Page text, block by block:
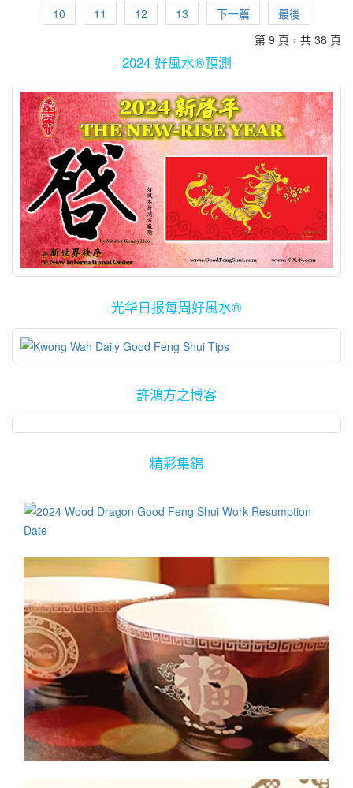
殖民方式。 尤其是在智能化、大数据、5G以及即将到来的6G新科
技时代，大马的前路，无论喜与否、能与中国的进步频率共振就是
正道，也自然容易达到三赢的局面！ 今年的二黑病符凶星落在西南
方，主破财，疾病，情绪变化，甚至是血光之灾，如果是家中或公
司的大门落在西南方位，则必须在今年里多留意健康，尤其是在阳
历6与12月里。2022年里的西南方地区与国家可能有比较多的传染
病率，因此打算到有关地区旅游或出差的人可能必须有预防病症与
天灾人祸的措施。尤其是生肖属蛇、鸡与牛的人，在阳历2022年6、
7、12月，以及2023年1月份里须多加留意健康，特别是在肠胃或 呼
吸系统方面比较弱的人，在这期间里更要多加留意。建议他们在2月
初与8月初找牙医洗牙或做健康检查、验血、捐血，可以减低健康方
面的风险。 由于2022年的八字五行组合容易引起许多人容易情绪
化，尤其是生肖属龙、马、猴与狗的人，可能容易与他人起争执甚
至做出错误的决定而导致官非或破财。投资股市的人将经历有如过
山车般之动荡，尤其是在阳历2、5、6、8、10与12月间，必须步步
祝贺股民们在此年里旗开得胜！在7、11月间，尤其是是生肖属猪、
羊、兔者报捷连连，眉开眼笑！…
此家中镜子的形状最好采用这类形状。避免使用带菱角、尖锐如星
形的镜子。 商场里有售卖一些由许多小片的镜子，合并成一片装饰
用的大镜，由于这类有“破镜”的意头，一般来讲不建议安置在家居甚
至在公司内，以免造成家庭欠和员工常争执的局面。 其实我们应避
免在家中放置过多的镜子，因为过多的光线反射及镜子反映的效
果，会造成视觉及心理上的紊乱，产生风水上的不良效果。 家中较
阴暗处可设置镜子及安装长明灯，以让该处增加光亮，排除阴气或
负能量。但是必须避免镜子面对房门、大门、后门或窗户。将镜子
设置在能反映出赏心悦目的画相或摆设等，能增加家中好的气场。
楼梯的出口前也不适合摆设一大面镜子对照着，以免上下楼梯时不
留神而造成伤害，所以当设计新居或公司时必须加以留意镜子的摆
设方位。 Source: https://www.kwongwah.com.my/?p=1098318
水设施被维护好，大门上有厕所也不会带来任何风水上的问题。 大
多数人也计划将落在大门的玄关处设立神台，一些人又担心神台上
有卧房的厕所，会不会对神明、祖先不敬而导致家宅不宁？其实大
家也不必为此担心，只要没有厕所漏水的问题，确保该摆设神台的
空间干净明亮，又没有对着其他来自门外的煞气元素，就不会有任
何负面因素。 祝贺大家在目前风水转换期里，得到更好风水的吉利
房屋。 Source link: https://www.kwongwah.com.my/?p=1087569
里周围的环境非常整洁，空气清新，简直是闹市里的绿洲。如今要
买到这般环境的房屋，大多必须远离城市超过20到30 公里外的新
镇，然而这对一些人来说可能极度不便。 这区坐落在城里闹市范围
的房屋已有约40年的历史，区内有一间非常著名的政府中学，培养
出了许多在各方面的专才。这里的气场与环境都非常好，目前居住
在这的大多数是上了年纪的人，在上午与傍晚时分常见到许多“安
哥”、“安娣”们在散步、除草种花、运动身体，居民们对其他人都非
常友善。 在假日、周末时常有年轻的家人们来拜访，从他们的举
止、谈吐与装扮等，可以感受到这区的第二代与第三代的家人都是
非常优秀的。所谓“福人居福地、福地福人居”，难怪心地非常好又有
有福气的小戴一家四口，对这里情有独钟并顺利买入此豪宅。 此豪
宅前堂的空地与车房范围非常大与宽敞，有至少40、50尺的深度。
小戴征求我的好风水意见以便为他打造一座游泳池，喜爱跑步运动
的他，更希望能够有一座私人游泳池，天天可以运动与减压。我在
现场加以测量并点出适合又能特别在即将来临的风水9运里不断制造
研究设计图了。 与风水8运的吉气产生良好共鸣 第二手的屋主在买
入此屋后曾咨询过风水大师，在约17年前已经将此豪宅的大门方向
调整到能够与风水8运的吉气产生良好共鸣的方向，在加上其全部卧
房、厨房等也有融入良好的风水设计，难怪他一家三代在入住后飞
黄腾达，目前已搬到更大、量身定做的更豪华大宅！ 由于小戴想要
把大门玄关处修改以腾出更宽敞的空间，以便看起来更加大方得
体，因此我也主动建议将新的大门方向加以调整，以帮助他一家人
方位适当的室外鱼池、瀑布，能够主动制造当下与未来的风水吉气
吉气，必须等到2024年初之后才通过换新屋瓦、换新大门，换新床
褥、换新炉灶才能够得到新的吉气。其实在当下就是最佳时期与新
的吉气共舞的良机，只要觅得真正有实战经验的老师，在他们的八
字与指引下也能够在当下继续招徕并享有更强旺的风水8运与未来9
运的吉气、无需等到几年后才进行修造。 *作者言论仅供参考，不代
表本报立场* 许鸿方 Kenny Hoo 荣获大学奖学金，修读电脑工程荣
誉学位。 2000年开始从事风水堪舆研究事业，创办“好风水堪舆研
究机构”。 2005年获得台湾当局颁发“全球十大专业人才精英奖”及
“全球十大优质企业精品奖”。 2009年获得中国大陆之中国文化信息
协会推举为“中华文化传播学家”。2012与2014年被正式聘请为“阆中
风水古城文化国际宣传大使” 以帮助弘扬和传播中国四川省阆中古城
“风水之都”。 2018年荣获中国台湾之中华工商经贸科技发展协会，
颁发《2018华人公益金传大獎》。 2018年荣获中国大陆以及台湾当
局颁发年度百大《华人第一品牌》殊荣。 更多资料可浏览
www.GoodFengShui.com www.好風水.com email：
用风水来帮助人们提升运势，也间接帮助风水的应用在8运期间（即
2004年迄今）大行其道。 吉宅使居者安稳顺利 风水最主要应用范畴
当然离不开居家环境室外与室内的各种格局与布局。拥有阴阳、五
顺心顺利，日子自然过得快乐与自在，在有余力之下，他们也会自
然地帮助其他人一起正面成长。 而“凶宅”是指曾有人在内枉死、被
谋杀、含冤或含恨自杀故而造成死亡之房产。一些频传灵异事件的
建筑物也可能被列为凶宅。 房地产在地少人多的香港属于非常重要
的行业，而属于凶宅的房产通常是不受买家欢迎的，尤其是在有所
选择之下，物业投资者当然对凶宅避之大吉。所以“凶宅”的房产价格
通常都低于市价二、三成。 早在几十年前，大家已听闻香港人极注
重风水，该地政府甚至明文规定凡属于“凶宅”的物业，皆必须如实报
上，不可隐瞒，不然在产业转卖后一旦被揭发，其旧业主可被罚
款。 因此在香港可以轻易得到各地区的凶宅资料以提供买家参考。
凶煞或灵异事故，甚至在日后难以脱手转卖或蒙受亏损，可诉讼索
赔。 曾听闻某些凶宅，在入住后家人的健康每况愈下，运气如江河
日下，生意事业受到打击。甚至不时碰上灵异事件，搞得人心惶
惶，寝食不安，甚至有枉死事件。这都是大家在入住前想要尽力避
冤或含恨、不甘而亡的冤魂想要复仇、找替身等理由而留恋人间，
造成各种不可预知的灵异现象。从比较科学化的角度来看，不少研
究发现这些灵异事件通常是由于有关建筑物的建筑材料、结构、间
隔或所处位置欠佳，进而造成人们的心理作祟现象。 欧美国家的一
或不良的地质因素有关。此外，不少缺乏绿化、水源或环境、大气
污染等因素将导致居住者容易产生精神恍惚、烦躁不安、头昏脑涨
往发现此类凶宅的室外与室内的空间设计、间隔、采光、空气素质
皆欠佳或不便，容易导致居住在此类房屋者健康欠佳，久而久之导
致精神恍惚，因而容易产生鬼魅的幻觉。 因此在选择、设计或装修
一间好风水的房屋的过程里，都必须考虑这些基本要素。更重要的
是必须为每一位居住者以其八字五行喜忌，与房屋的各个方位的阴
阳、五行相互配合得当，才能真正沾到好的风水气场效应。 比如在
选择房屋时，必须避免那些在屋外能够明显见到大的电讯塔、雷达
站、尖角、高树、灯柱、路冲、天斩杀、斩腰水等不良的风水因
素。如被圈定是凶宅，就算是价格在怎么低廉也尽量避免购买，因
为日后将可能比较难以转手出售或出租。因此有不少凶宅最后都被
改造成宗教场所，如佛堂、教会等。一些甚至被改成小型医疗中
心、安老院、残疾人士看顾中心、货仓等。 刷上清新亮丽漆料 也许
注，加上不时需为家中的大小事务转移注意力。 居家上网课的学子
们通常比较难以长时间自律导致容易分心，尤其是看着孩子们在房
里边上课边玩乐的情况，似乎已是众家长们共同的梦魇。大家也常
听到家长们互相诉苦或讨教有关孩子们不时一边网上学习一边忙电
去竞争及推动力 孩子们的学习状况，不禁让家长担心他们的学习进
度与效率，然而又不知该如何适当地指点及纠正，令不少为人父
母，除了需要为日常的起居忙碌也为生计忧心，更不时为孩子心生
忧虑。 在家学习，想象中虽是比较轻松写意，但是却因在缺乏正规
的学习环境、制服、学校的各种条规及老师们严厉的教条下，孩子
们可能倾向于对学习失去急迫性、也不再具备与其他同学互相比较
或竞争而产生的推动力及方向感，有的甚至在此“封闭式”的生活下而
开始出现忧郁症的现象，对各种人事物皆提不起劲、一问三不答、
缺乏自信心、有者甚至感觉不到人生乐趣与热枕而自我封闭，这当
然会令家长们担忧不已。 居家学习缺乏实质地与他人面对面交流，
成长。我们也发觉不少长时间呆在家工作、上课的人，久而久之会
倾向于沉默寡言、郁郁寡欢；尤其是先天性格比较内向的人。 那些
住在空间窄小的组屋而又长时间在家上网课的孩子，大多数时间其
眼睛的能视度范围应该不超过30尺，就好像被囚困的笼中鸟，久而
于负面。 房间需明亮忌阴暗 孩子居家上网课的房间里的光线需明
亮、忌阴暗。我看过一些孩子的房间长期以窗帘布掩盖着, 大白天里
境里作息会逐渐养成非常不好的习惯。如果房间旁边的厕所长时间
在学校里每个星期都有体育节，在居家上网课的孩子甚至是在家办
公的成人们也应该每隔几天就往公园或出外走走、散步或慢跑。傍
的疲劳度。眼睛属木，而肝开窍于目，因此过于劳累的眼睛如长时
间滑手机、看电脑、电视、熬夜等，都不利于肝脏功能，必须补充
对肝脏有保养作用的营养品。 无论是提供居家工作或上课的房里，
室内的摆设应该尽量避免使用过多强烈的墙色或带有爆破、激烈寓
意的画像，如一些有关电玩、带有杀气腾腾形象或感觉的偶象、造
型或相片，因为这类东西会对人产生压力，不利风水。房里的主题
墙可以选择涂上浅蓝色或浅绿色为主。 床头避免靠在窗户下 卧室里
的床头需避免靠在窗户下，因为容易导致心神不宁、难以熟睡，久
而久之会对心理与生理产生负面的影响。再加上床头上的窗帘布容
易积累灰尘，对肺部鼻子与身体整个呼吸系统皆不利，也影响思绪
与学习进度。 长时间呆在家可能容易忽略或没留意到家中的一些旧
灯泡或灯管，可能早已过于暗淡，因此容易导致家中的阳气不足。
10 11 12 13 下一篇
最後
第 9 頁，共 38 頁
2024 好風水®預測
光华日报每周好風水®
許鴻方之博客
精彩集錦